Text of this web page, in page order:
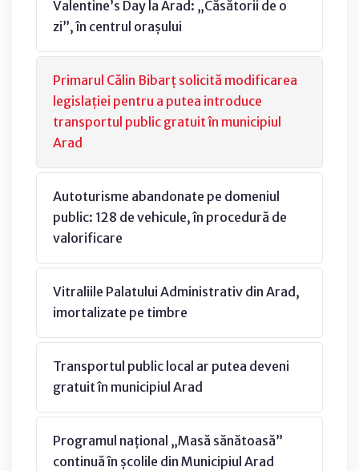
Valentine’s Day la Arad: „Căsătorii de o
zi”, în centrul orașului
Primarul Călin Bibarț solicită modificarea
legislației pentru a putea introduce
transportul public gratuit în municipiul
Arad
Autoturisme abandonate pe domeniul
public: 128 de vehicule, în procedură de
valorificare
Vitraliile Palatului Administrativ din Arad,
imortalizate pe timbre
Transportul public local ar putea deveni
gratuit în municipiul Arad
Programul național „Masă sănătoasă”
continuă în școlile din Municipiul Arad